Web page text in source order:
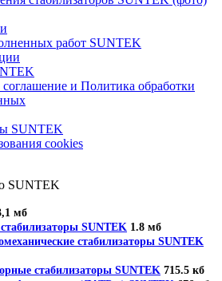
работ SUNTEK
соглашение и Политика обработки
SUNTEK
cookies
SUNTEK
мб
SUNTEK 1.8 мб
стабилизаторы SUNTEK
стабилизаторы SUNTEK 715.5 кб